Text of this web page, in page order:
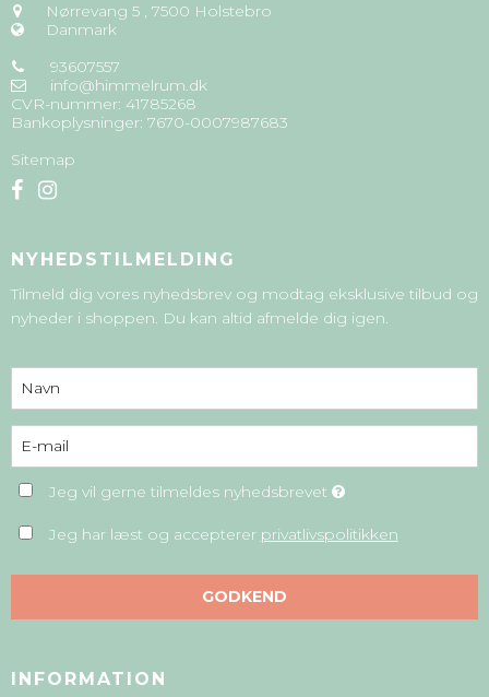
Nørrevang 5 , 7500 Holstebro
Danmark
93607557
info@himmelrum.dk
CVR-nummer: 41785268
Bankoplysninger: 7670-0007987683
Sitemap
NYHEDSTILMELDING
Tilmeld dig vores nyhedsbrev og modtag eksklusive tilbud og
nyheder i shoppen. Du kan altid afmelde dig igen.
Jeg vil gerne tilmeldes nyhedsbrevet
Jeg har læst og accepterer privatlivspolitikken
GODKEND
INFORMATION